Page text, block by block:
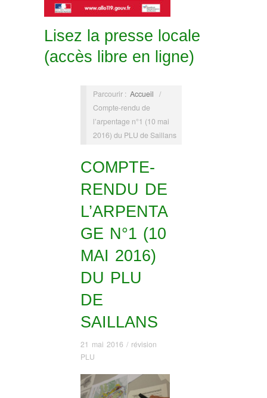
Lisez la presse locale
(accès libre en ligne)
Parcourir : Accueil /
Compte-rendu de
l’arpentage n°1 (10 mai
2016) du PLU de Saillans
COMPTE-
RENDU DE
L’ARPENTA
GE N°1 (10
MAI 2016)
DU PLU
DE
SAILLANS
21 mai 2016 / révision
PLU